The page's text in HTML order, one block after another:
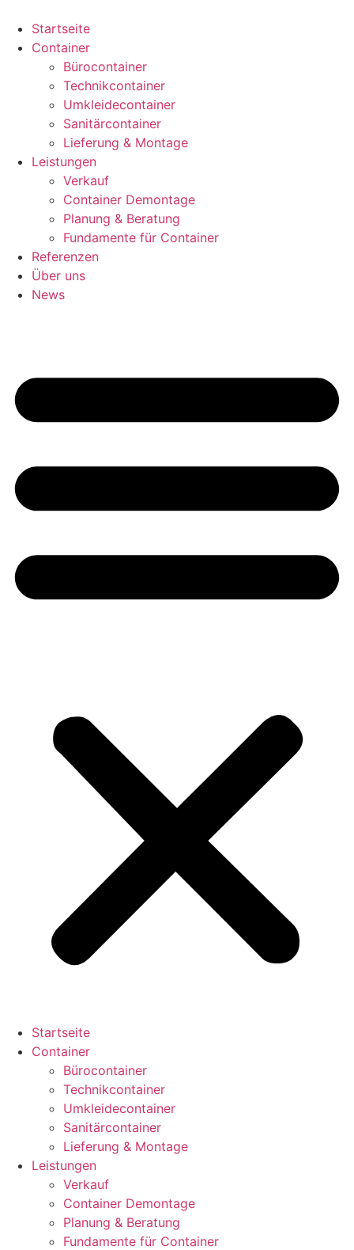
Inhalt
springen
Startseite
Container
Bürocontainer
Technikcontainer
Umkleidecontainer
Sanitärcontainer
Lieferung & Montage
Leistungen
Verkauf
Container Demontage
Planung & Beratung
Fundamente für Container
Referenzen
Über uns
News
Startseite
Container
Bürocontainer
Technikcontainer
Umkleidecontainer
Sanitärcontainer
Lieferung & Montage
Leistungen
Verkauf
Container Demontage
Planung & Beratung
Fundamente für Container